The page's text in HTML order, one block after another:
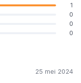
1
0
0
0
25 mei 2024